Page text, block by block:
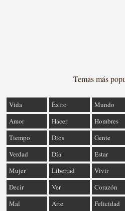
Temas más
Vida Éxito Mundo
Amor
Hacer Hombres
Tiempo
Dios Gente
Verdad
Día Estar
Mujer
Libertad Vivir
Decir
Ver Corazón
Mal
Arte Felicidad